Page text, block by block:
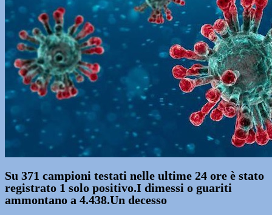
Su 371 campioni testati nelle ultime 24 ore è stato
registrato 1 solo positivo.I dimessi o guariti
ammontano a 4.438.Un decesso